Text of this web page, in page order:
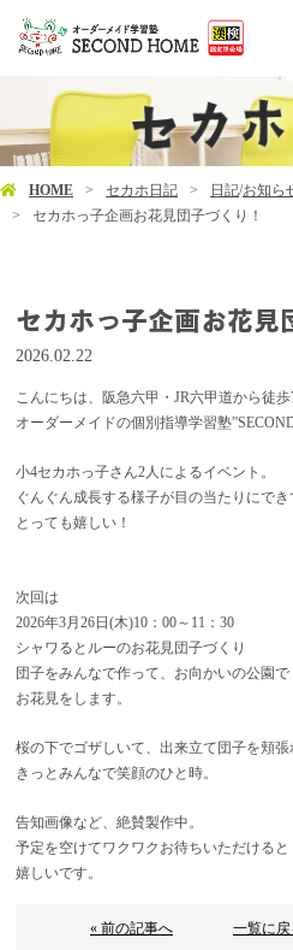
HOME セカホ日記 日記/お知ら
セカホっ子企画お花見団子づくり！
セカホっ子企画お花見
2026.02.22
こんにちは、阪急六甲・JR六甲道から徒歩7
オーダーメイドの個別指導学習塾
小4セカホっ子さん2人によるイベント。
ぐんぐん成長する様子が目の当たりにでき
とっても嬉しい！
次回は
2026年3月26日(木)10：00～11：30
シャワるとルーのお花見団子づくり
団子をみんなで作って、お向かいの公園で
お花見をします。
桜の下でゴザしいて、出来立て団子を頬張
きっとみんなで笑顔のひと時。
告知画像など、絶賛製作中。
予定を空けてワクワクお待ちいただけると
嬉しいです。
« 前の記事へ 一覧に戻